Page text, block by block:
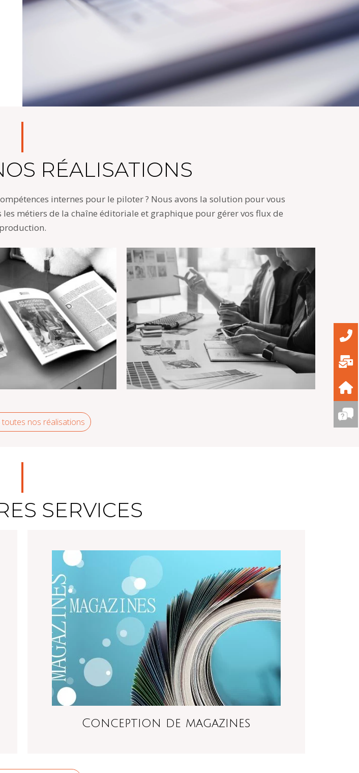
RÉALISATIONS
internes pour le piloter ? Nous avons la solution pour vous
métiers de la chaîne éditoriale et graphique pour gérer vos flux de
production.
n°36
toutes nos réalisations
SERVICES
Conception de magazines